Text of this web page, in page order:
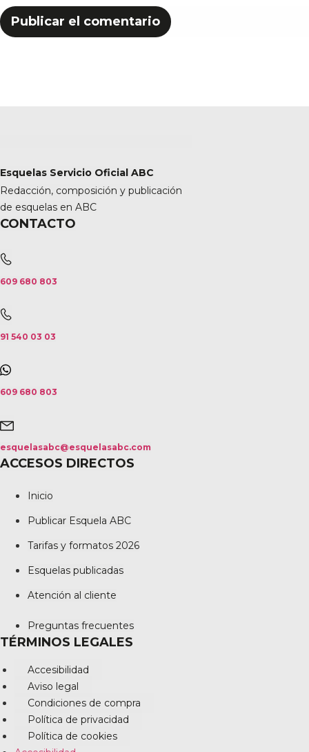
Esquelas Servicio Oficial ABC
Redacción, composición y publicación
de esquelas en ABC
CONTACTO
609 680 803
91 540 03 03
609 680 803
esquelasabc@esquelasabc.com
ACCESOS DIRECTOS
Inicio
Publicar Esquela ABC
Tarifas y formatos 2026
Esquelas publicadas
Atención al cliente
Preguntas frecuentes
TÉRMINOS LEGALES
Accesibilidad
Aviso legal
Condiciones de compra
Política de privacidad
Política de cookies